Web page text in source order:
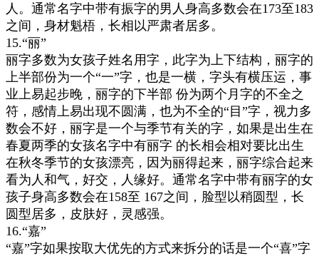
人。通常名字中带有振字的男人身高多数会在173至183
之间，身材魁梧，长相以严肃者居多。
15.“丽”
丽字多数为女孩子姓名用字，此字为上下结构，丽字的
上半部份为一个“一”字，也是一横，字头有横压运，事
业上易起步晚，丽字的下半部 份为两个月字的不全之
符，感情上易出现不圆满，也为不全的“目”字，视力多
数会不好，丽字是一个与季节有关的字，如果是出生在
春夏两季的女孩名字中有丽字 的长相会相对要比出生
在秋冬季节的女孩漂亮，因为丽得起来，丽字综合起来
看为人和气，好交，人缘好。通常名字中带有丽字的女
孩子身高多数会在158至 167之间，脸型以稍圆型，长
圆型居多，皮肤好，灵感强。
16.“嘉”
“嘉”字如果按取大优先的方式来拆分的话是一个“喜”字